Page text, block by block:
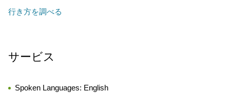
行き方を調べる
サービス
Spoken Languages: English